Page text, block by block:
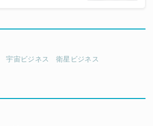
宇宙ビジネス
衛星ビジネス